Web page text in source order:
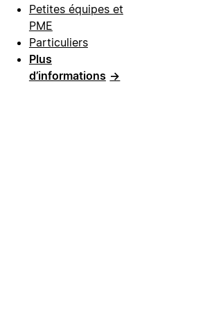
Petites équipes et
PME
Particuliers
Plus
d’informations →